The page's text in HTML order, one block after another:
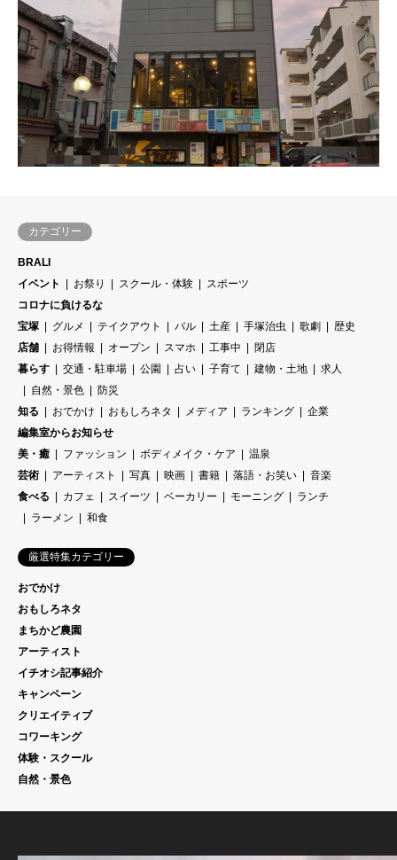
カテゴリー
BRALI
イベント
お祭り スクール・体験
スポーツ
コロナに負けるな
宝塚
グルメ テイクアウト バル 土産 手塚治虫 歌劇
歴史
店舗
お得情報 オープン スマホ 工事中
閉店
暮らす
交通・駐車場 公園 占い 子育て 建物・土地
求人
自然・景色
防災
知る
おでかけ おもしろネタ メディア ランキング
企業
編集室からお知らせ
美・癒
ファッション ボディメイク・ケア
温泉
芸術
アーティスト 写真 映画 書籍 落語・お笑い
音楽
食べる
カフェ スイーツ ベーカリー モーニング
ランチ
ラーメン
和食
厳選特集カテゴリー
おでかけ
おもしろネタ
まちかど農園
アーティスト
イチオシ記事紹介
キャンペーン
クリエイティブ
コワーキング
体験・スクール
自然・景色